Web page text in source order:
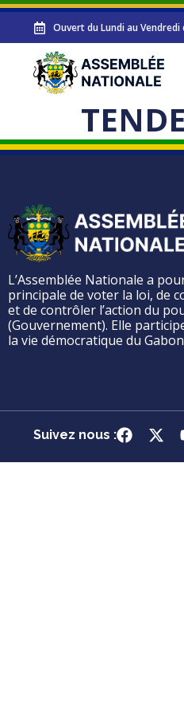
Ouvert du Lundi au Vendredi
L’Assemblée Nationale a
principale de voter la loi, de
et de contrôler l’action du
(Gouvernement). Elle
la vie démocratique du
Suivez nous :